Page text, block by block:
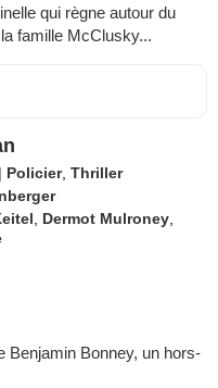
qui règne autour du
famille McClusky...
| Policier,Thriller
Dermot Mulroney
Benjamin Bonney, un hors-